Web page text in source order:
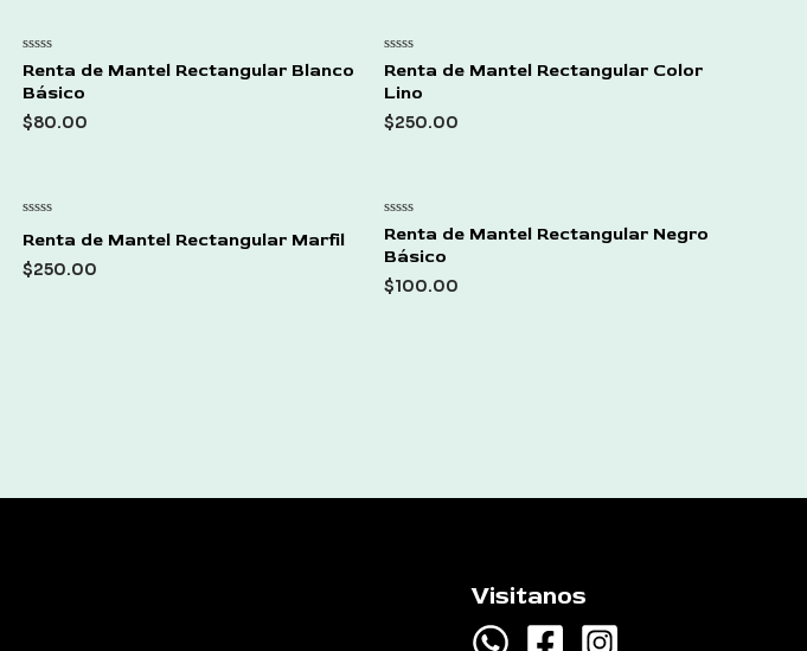
Rated
0
out
5
Renta de Mantel Rectangular Blanco
Básico
$80.00
Rated
0
out
5
Renta de Mantel Rectangular Color
Lino
$250.00
0
out
of
Renta de Mantel Rectangular Marfil
$250.00
Rated
0
out
5
Renta de Mantel Rectangular Negro
Básico
$100.00
Visitanos